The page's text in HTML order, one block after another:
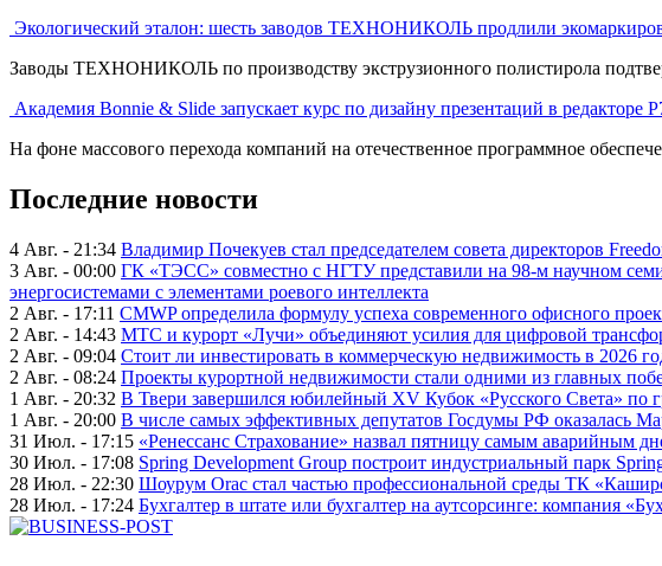
Экологический эталон: шесть заводов ТЕХНОНИКОЛЬ продлили
Заводы ТЕХНОНИКОЛЬ по производству экструзионного полистирола
Академия Bonnie & Slide запускает курс по дизайну презентаций в редакторе
На фоне массового перехода компаний на отечественное программное
Последние новости
4 Авг. - 21:34 Владимир Почекуев стал председателем совета директоров
3 Авг. - 00:00 ГК «ТЭСС» совместно с НГТУ представили на 98-м научном
энергосистемами с элементами роевого интеллекта
2 Авг. - 17:11 CMWP определила формулу успеха современного офисного
2 Авг. - 14:43 МТС и курорт «Лучи» объединяют усилия для цифровой
2 Авг. - 09:04 Стоит ли инвестировать в коммерческую недвижимость в 2026
2 Авг. - 08:24 Проекты курортной недвижимости стали одними из главных
1 Авг. - 20:32 В Твери завершился юбилейный XV Кубок «Русского Света» по
1 Авг. - 20:00 В числе самых эффективных депутатов Госдумы РФ оказалась
31 Июл. - 17:15 «Ренессанс Страхование» назвал пятницу самым аварийным
30 Июл. - 17:08 Spring Development Group построит индустриальный парк
28 Июл. - 22:30 Шоурум Orac стал частью профессиональной среды ТК
28 Июл. - 17:24 Бухгалтер в штате или бухгалтер на аутсорсинге: компания